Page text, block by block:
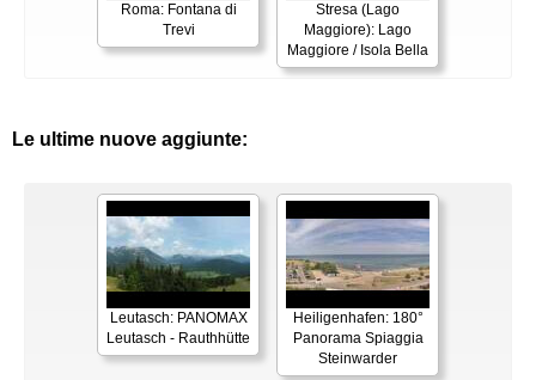
Roma: Fontana di
Trevi
Stresa (Lago
Maggiore): Lago
Maggiore / Isola Bella
Le ultime nuove aggiunte:
Leutasch: PANOMAX
Leutasch - Rauthhütte
Heiligenhafen: 180°
Panorama Spiaggia
Steinwarder